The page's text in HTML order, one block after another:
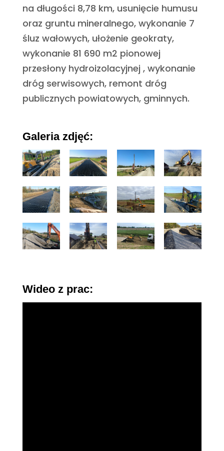
na długości 8,78 km, usunięcie humusu
oraz gruntu mineralnego, wykonanie 7
śluz wałowych, ułożenie geokraty,
wykonanie 81 690 m2 pionowej
przesłony hydroizolacyjnej , wykonanie
dróg serwisowych, remont dróg
publicznych powiatowych, gminnych.
Galeria zdjęć:
Wideo z prac: